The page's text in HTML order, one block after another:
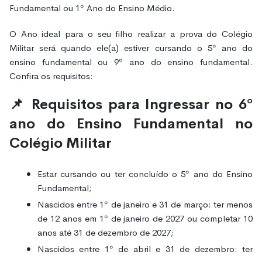
Fundamental ou 1º Ano do Ensino Médio.
O Ano ideal para o seu filho realizar a prova do Colégio
Militar será quando ele(a) estiver cursando o 5º ano do
ensino fundamental ou 9º ano do ensino fundamental.
Confira os requisitos:
📌 Requisitos para Ingressar no 6º
ano do Ensino Fundamental no
Colégio Militar
Estar cursando ou ter concluído o 5º ano do Ensino
Fundamental;
Nascidos entre 1º de janeiro e 31 de março: ter menos
de 12 anos em 1º de janeiro de 2027 ou completar 10
anos até 31 de dezembro de 2027;
Nascidos entre 1º de abril e 31 de dezembro: ter